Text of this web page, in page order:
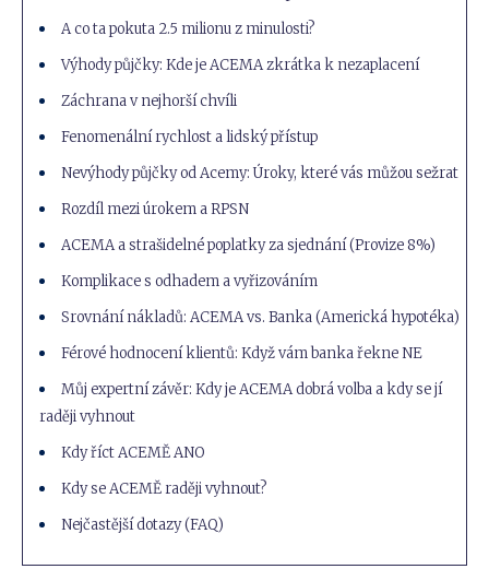
A co ta pokuta 2.5 milionu z minulosti?
Výhody půjčky: Kde je ACEMA zkrátka k nezaplacení
Záchrana v nejhorší chvíli
Fenomenální rychlost a lidský přístup
Nevýhody půjčky od Acemy: Úroky, které vás můžou sežrat
Rozdíl mezi úrokem a RPSN
ACEMA a strašidelné poplatky za sjednání (Provize 8%)
Komplikace s odhadem a vyřizováním
Srovnání nákladů: ACEMA vs. Banka (Americká hypotéka)
Férové hodnocení klientů: Když vám banka řekne NE
Můj expertní závěr: Kdy je ACEMA dobrá volba a kdy se jí
raději vyhnout
Kdy říct ACEMĚ ANO
Kdy se ACEMĚ raději vyhnout?
Nejčastější dotazy (FAQ)